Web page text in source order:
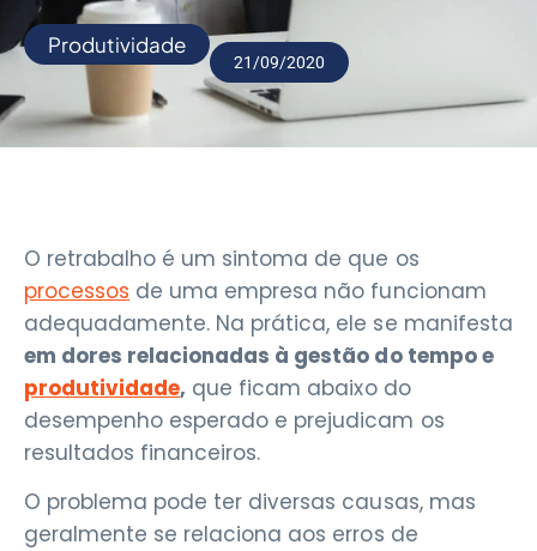
Produtividade
21/09/2020
O retrabalho é um sintoma de que os
processos de uma empresa não funcionam
adequadamente. Na prática, ele se manifesta
em dores relacionadas à gestão do tempo e
produtividade, que ficam abaixo do
desempenho esperado e prejudicam os
resultados financeiros.
O problema pode ter diversas causas, mas
geralmente se relaciona aos erros de